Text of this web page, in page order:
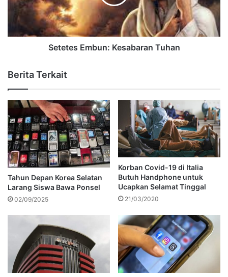
Setetes Embun: Kesabaran Tuhan
Berita Terkait
Tahun Depan Korea Selatan
Larang Siswa Bawa Ponsel
02/09/2025
Korban Covid-19 di Italia
Butuh Handphone untuk
Ucapkan Selamat Tinggal
21/03/2020